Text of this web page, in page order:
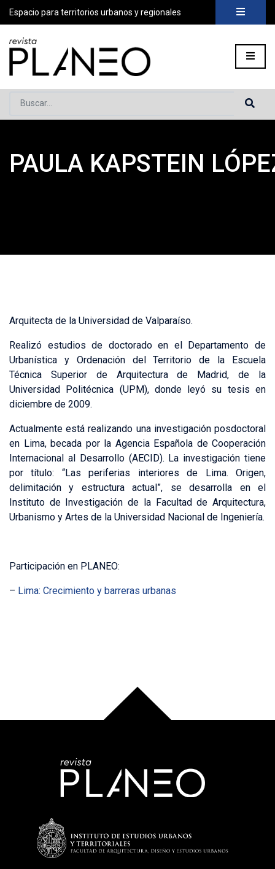
Espacio para territorios urbanos y regionales
Buscar...
Portada»Planeo Hoy»COLABORADORES»Paula Kapstein
PAULA KAPSTEIN
Arquitecta de la Universidad de Valparaíso.
Realizó estudios de doctorado en el Departamento de
Urbanística y Ordenación del Territorio de la Escuela
Técnica Superior de Arquitectura de Madrid, de la
Universidad Politécnica (UPM), donde leyó su tesis en
diciembre de 2009.
Actualmente está realizando una investigación posdoctoral
en Lima, becada por la Agencia Española de Cooperación
Internacional al Desarrollo (AECID). La investigación tiene
por título: “Las periferias interiores de Lima. Origen,
delimitación y estructura actual”, se desarrolla en el
Instituto de Investigación de la Facultad de Arquitectura,
Urbanismo y Artes de la Universidad Nacional de Ingeniería.
Participación en PLANEO:
– Lima: Crecimiento y barreras urbanas